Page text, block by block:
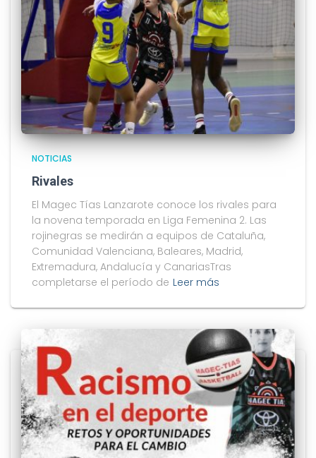
NOTICIAS
Rivales
El Magec Tías Lanzarote conoce los rivales para
la novena temporada en Liga Femenina 2. Las
rojinegras se medirán a equipos de Cataluña,
Comunidad Valenciana, Baleares, Madrid,
Extremadura, Andalucía y CanariasTras
completarse el período de Leer más